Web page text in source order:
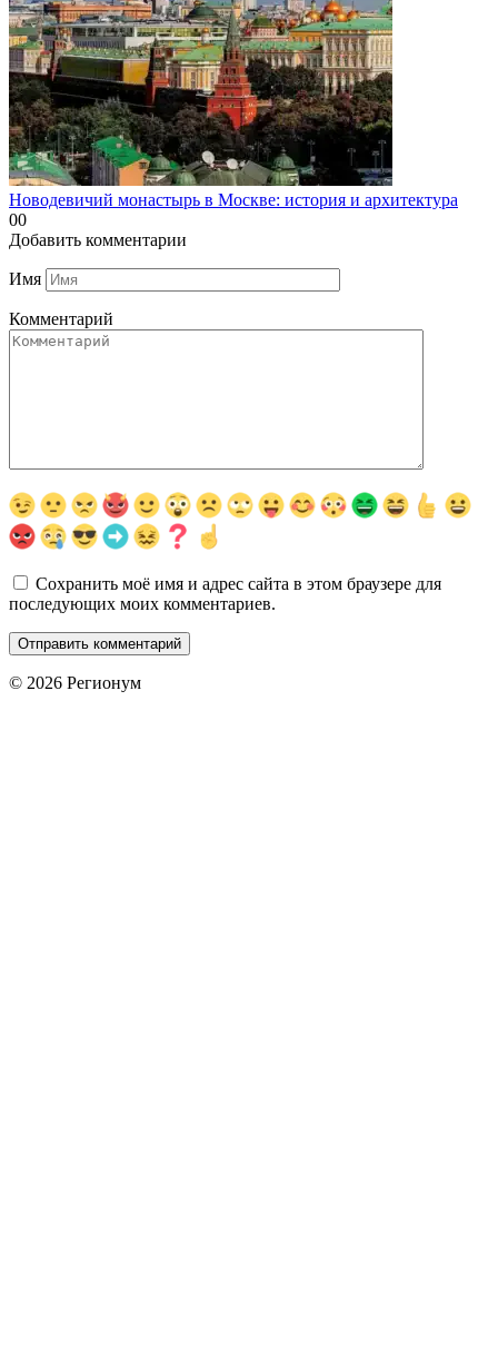
Новодевичий монастырь в Москве: история и архитектура
00
Добавить комментарии
Имя
Комментарий
Сохранить моё имя и адрес сайта в этом браузере для
последующих моих комментариев.
© 2026 Регионум